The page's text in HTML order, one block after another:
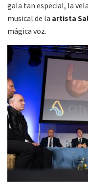
gala tan especial, la
musical de la artista
mágica voz.